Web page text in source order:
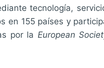
tecnología,
en 155 países y
por la European